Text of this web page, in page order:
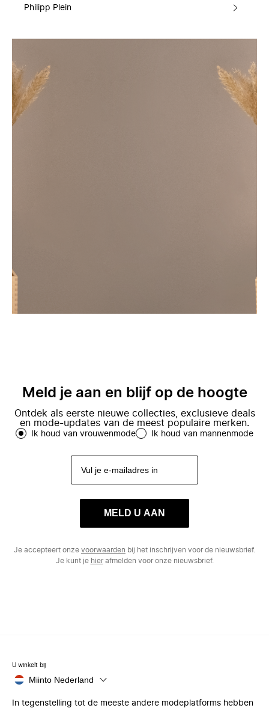
Philipp Plein
Meld je aan en blijf op de hoogte
Ontdek als eerste nieuwe collecties, exclusieve deals
en mode-updates van de meest populaire merken.
Ik houd van vrouwenmode Ik houd van mannenmode
MELD U AAN
Je accepteert onze voorwaarden bij het inschrijven voor de nieuwsbrief.
Je kunt je hierafmelden voor onze nieuwsbrief.
U winkelt bij
Miinto Nederland
In tegenstelling tot de meeste andere modeplatforms hebben